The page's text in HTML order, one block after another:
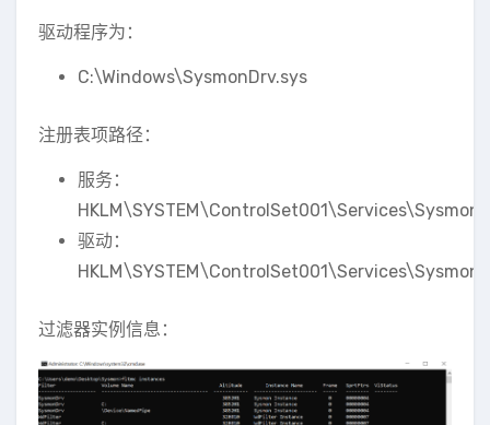
驱动程序为：
C:\Windows\SysmonDrv.sys
注册表项路径：
服务：
驱动：
过滤器实例信息：